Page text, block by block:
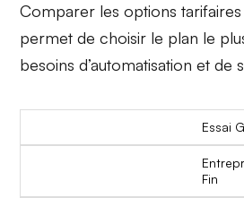
Comparer les options
permet de choisir le plan le
besoins d’automatisation et de
Essai
Fin